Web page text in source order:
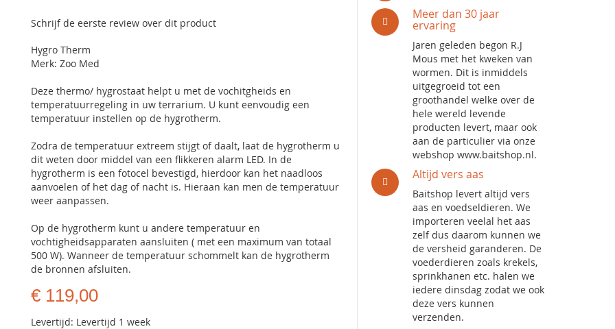
Schrijf de eerste review over dit product
Hygro Therm
Merk: Zoo Med
Deze thermo/ hygrostaat helpt u met de vochitgheids en
temperatuurregeling in uw terrarium. U kunt eenvoudig een
temperatuur instellen op de hygrotherm.
Zodra de temperatuur extreem stijgt of daalt, laat de hygrotherm u
dit weten door middel van een flikkeren alarm LED. In de
hygrotherm is een fotocel bevestigd, hierdoor kan het naadloos
aanvoelen of het dag of nacht is. Hieraan kan men de temperatuur
weer aanpassen.
Op de hygrotherm kunt u andere temperatuur en
vochtigheidsapparaten aansluiten ( met een maximum van totaal
500 W). Wanneer de temperatuur schommelt kan de hygrotherm
de bronnen afsluiten.
€ 119,00
Levertijd: Levertijd 1 week
Meer dan 30 jaar
ervaring
Jaren geleden begon R.J
Mous met het kweken van
wormen. Dit is inmiddels
uitgegroeid tot een
groothandel welke over de
hele wereld levende
producten levert, maar ook
aan de particulier via onze
webshop www.baitshop.nl.
Altijd vers aas
Baitshop levert altijd vers
aas en voedseldieren. We
importeren veelal het aas
zelf dus daarom kunnen we
de versheid garanderen. De
voederdieren zoals krekels,
sprinkhanen etc. halen we
iedere dinsdag zodat we ook
deze vers kunnen
verzenden.